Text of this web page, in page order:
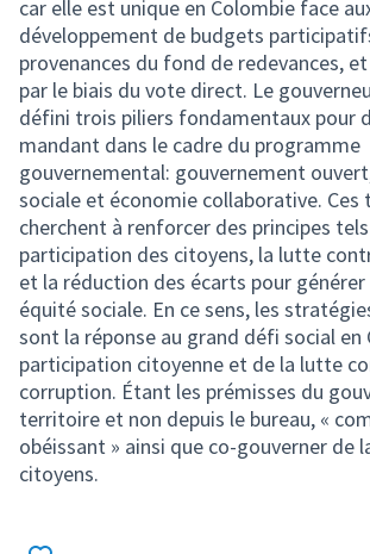
car elle est unique en Colombie face
développement de budgets
provenances du fond de redevances,
par le biais du vote direct. Le
défini trois piliers fondamentaux pour
mandant dans le cadre du programme
gouvernemental: gouvernement
sociale et économie collaborative. Ces
cherchent à renforcer des principes
participation des citoyens, la lutte
et la réduction des écarts pour
équité sociale. En ce sens, les
sont la réponse au grand défi social en
participation citoyenne et de la lutte
corruption. Étant les prémisses du
territoire et non depuis le bureau, «
obéissant » ainsi que co-gouverner de
citoyens.